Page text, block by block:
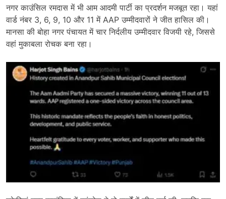
नगर काउंसिल रमदास में भी आम आदमी पार्टी का प्रदर्शन मजबूत रहा। यहां
वार्ड नंबर 3, 6, 9, 10 और 11 में AAP उम्मीदवारों ने जीत हासिल की।
मानसा की बोहा नगर पंचायत में चार निर्दलीय उम्मीदवार विजयी रहे, जिससे
वहां मुकाबला रोचक बना रहा।